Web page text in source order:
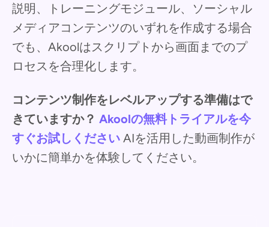
説明、トレーニングモジュール、ソーシャル
メディアコンテンツのいずれを作成する場合
でも、Akoolはスクリプトから画面までのプ
ロセスを合理化します。
コンテンツ制作をレベルアップする準備はで
きていますか？ Akoolの無料トライアルを今
すぐお試しください AIを活用した動画制作が
いかに簡単かを体験してください。